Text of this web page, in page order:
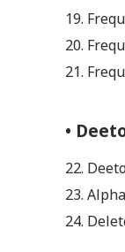
19.
20.
21.
•
22.
23.
24.